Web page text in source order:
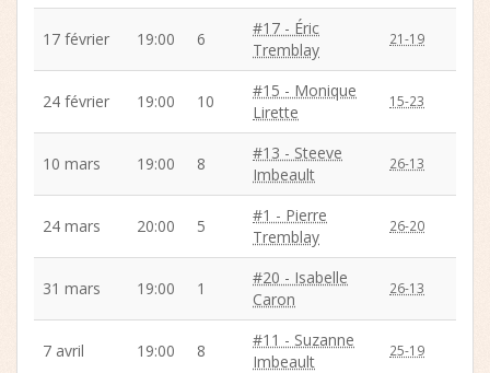
17 février 19:00 6
#17 - Éric
Tremblay
21-19
24 février 19:00 10
#15 - Monique
Lirette
15-23
10 mars 19:00 8
#13 - Steeve
Imbeault
26-13
24 mars 20:00 5
#1 - Pierre
Tremblay
26-20
31 mars 19:00 1
#20 - Isabelle
Caron
26-13
7 avril 19:00 8
#11 - Suzanne
Imbeault
25-19